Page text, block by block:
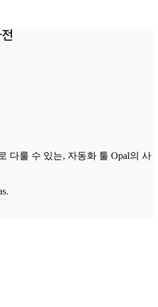
다룰 수 있는, 자동화 툴 Opal의 사